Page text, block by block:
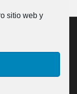
sitio web y
temas de trabajo